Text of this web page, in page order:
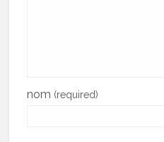
nom (required)